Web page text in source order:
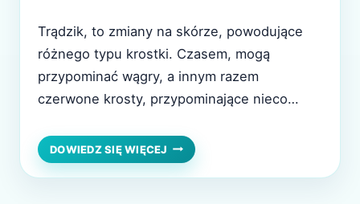
Trądzik, to zmiany na skórze, powodujące
różnego typu krostki. Czasem, mogą
przypominać wągry, a innym razem
czerwone krosty, przypominające nieco
specjalisty. Aby móc wykluczyć inne
powodu, występowania zaczerwienienia
DOWIEDZ SIĘ WIĘCEJ JAK
ZWALCZYĆ
TRĄDZIK?